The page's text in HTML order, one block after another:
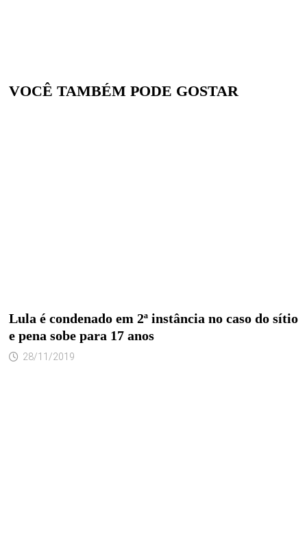
VOCÊ TAMBÉM PODE GOSTAR
Lula é condenado em 2ª instância no caso do sítio
e pena sobe para 17 anos
28/11/2019